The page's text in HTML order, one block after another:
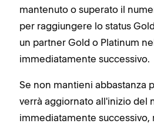
mantenuto o superato il
per raggiungere lo status
un partner Gold o Platinum
immediatamente successivo.
Se non mantieni abbastanza
verrà aggiornato all'inizio del
immediatamente successivo,